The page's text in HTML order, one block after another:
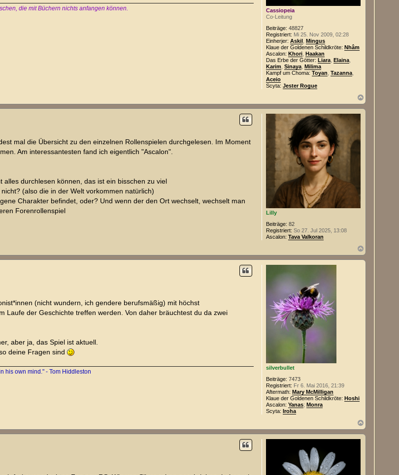
Cassiopeia
Co-Leitung
Beiträge: 48827
Registriert: Mi 25. Nov 2009, 02:28
Einherjer: Askil, Mingus
Klaue der Goldenen Schildkröte: Nhâm
Ascalon: Khori, Haakan
Das Erbe der Götter: Liara, Elaina,
Karim Sinaya, Milima
Kampf um Choma: Toyan Tazanna,
Aceio
Scyta: Jester Rogue
die mit Büchern nichts anfangen können.
a
c
Lilly
Beiträge: 82
Registriert: So 27. Jul 2025, 13:08
Ascalon: Tava Valkoran
mal die Übersicht zu den einzelnen Rollenspielen durchgelesen. Im Moment
Am interessantesten fand ich eigentlich "Ascalon".
durchlesen können, das ist ein bisschen zu viel
(also die in der Welt vorkommen natürlich)
Charakter befindet, oder? Und wenn der den Ort wechselt, wechselt man
Forenrollenspiel
a
c
silverbullet
Beiträge: 7473
Registriert: Fr 6. Mai 2016, 21:39
Aftermath: Mary McMilligan
Klaue der Goldenen Schildkröte: Hoshi
Ascalon: Yanas; Monra
Scyta: Iroha
(nicht wundern, ich gendere berufsmäßig) mit höchst
Laufe der Geschichte treffen werden. Von daher bräuchtest du da zwei
aber ja, das Spiel ist aktuell.
deine Fragen sind
his own mind." - Tom Hiddleston
a
c